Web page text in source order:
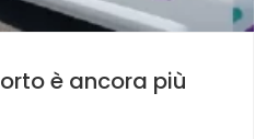
è ancora più